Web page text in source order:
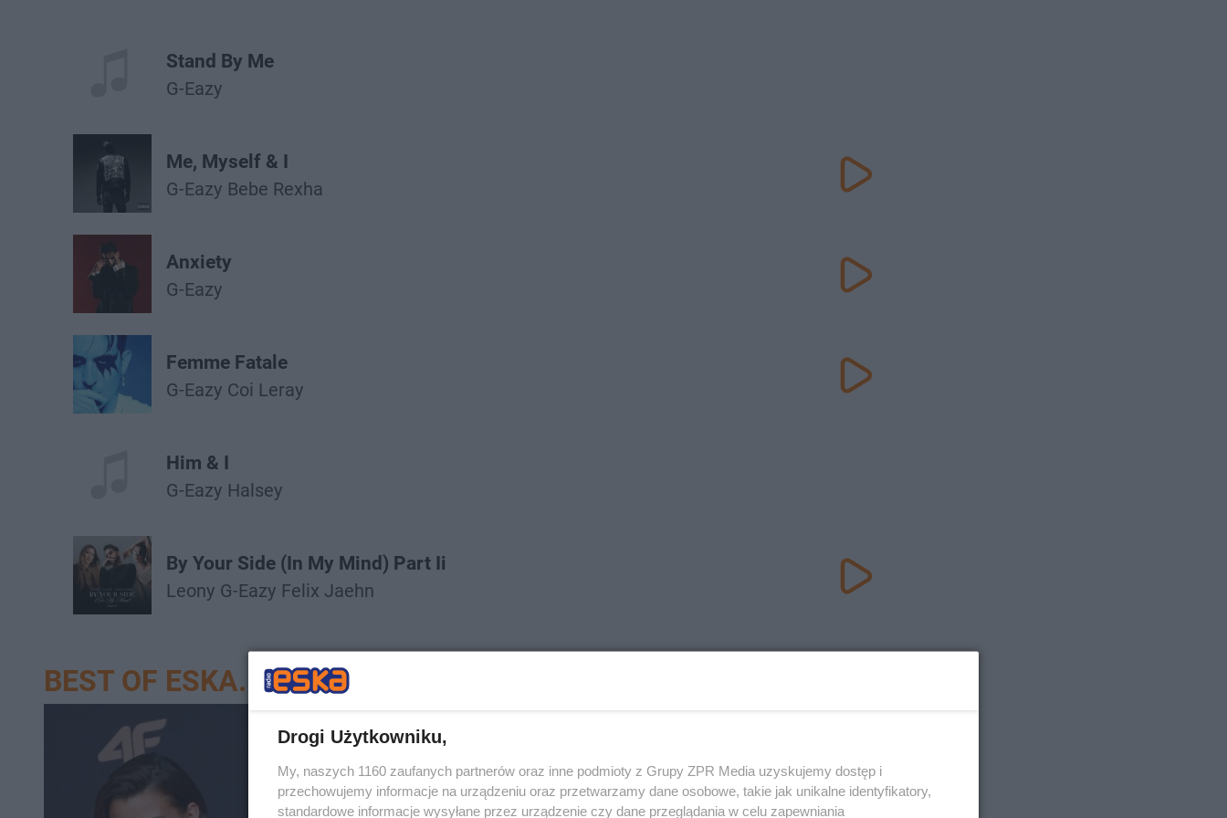
Stand By Me
G-Eazy
Me, Myself & I
G-Eazy Bebe Rexha
Anxiety
G-Eazy
Femme Fatale
G-Eazy Coi Leray
Him & I
G-Eazy Halsey
By Your Side (In My Mind) Part Ii
Leony G-Eazy Felix Jaehn
BEST OF ESKA.PL
Drogi Użytkowniku,
My, naszych 1160 zaufanych partnerów oraz inne podmioty z Grupy ZPR Media uzyskujemy dostęp i
przechowujemy informacje na urządzeniu oraz przetwarzamy dane osobowe, takie jak unikalne identyfikatory,
standardowe informacje wysyłane przez urządzenie czy dane przeglądania w celu zapewniania